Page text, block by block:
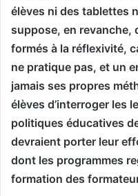
élèves ni des tablettes
suppose, en revanche,
formés à la réflexivité,
ne pratique pas, et un
jamais ses propres
élèves d’interroger les
politiques éducatives
devraient porter leur
dont les programmes
formation des